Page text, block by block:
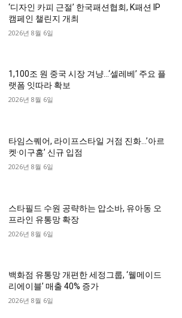
‘디자인 카피 근절’ 한국패션협회, K패션 IP
캠페인 챌린지 개최
2026년 8월 6일
1,100조 원 중국 시장 겨냥…‘셀레베’ 주요 플
랫폼 잇따라 확보
2026년 8월 6일
타임스퀘어, 라이프스타일 거점 진화…’아르
켓·이구홈’ 신규 입점
2026년 8월 6일
스타필드 수원 공략하는 압소바, 유아동 오
프라인 유통망 확장
2026년 8월 6일
백화점 유통망 개편한 세정그룹, ‘웰메이드
리에이블’ 매출 40% 증가
2026년 8월 6일